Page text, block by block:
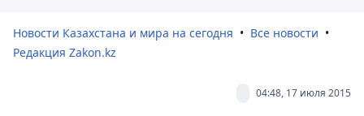
Новости Казахстана и мира на сегодня
Все новости
Редакция Zakon.kz
04:48, 17 июля 2015